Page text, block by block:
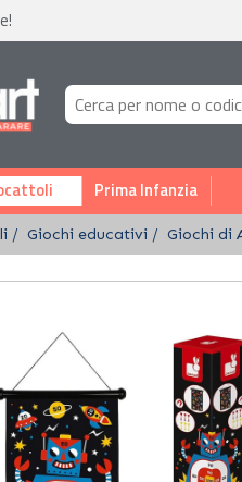
Prima Infanzia
Giochi educativi Giochi di